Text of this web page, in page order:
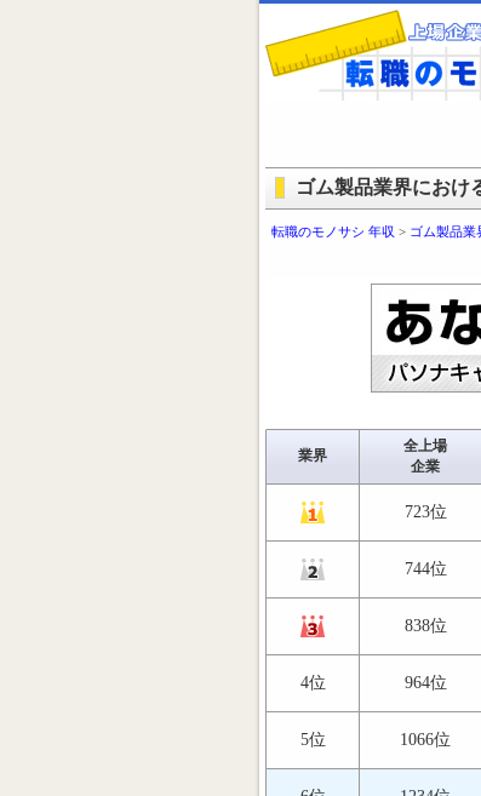
ゴム製品業界におけ
転職のモノサシ 年収 > ゴム製品業
業界
全上場
企業
723位
744位
838位
4位 964位
5位 1066位